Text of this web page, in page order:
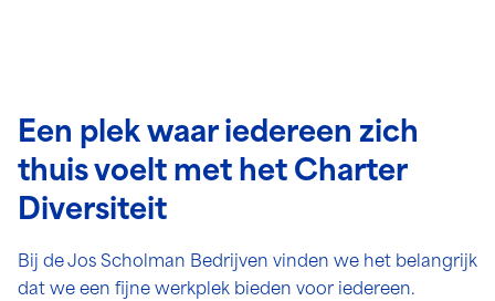
Een plek waar iedereen zich
thuis voelt met het Charter
Diversiteit
Bij de Jos Scholman Bedrijven vinden we het belangrijk
dat we een fijne werkplek bieden voor iedereen.